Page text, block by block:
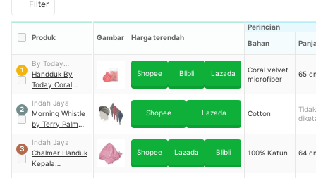
Filter
Produk Gambar Harga terendah
Perincian
Bahan
1
By Today
Nusantara
Handduk By
Today Coral
Hair Towel
Shopee Blibli Lazada
Coral velvet
microfiber
65
2
Indah Jaya
Morning Whistle
by Terry Palmer
Shopee Lazada Cotton
Tidak
3
Indah Jaya
Chalmer Handuk
Kepala
Shopee Lazada Blibli 100% Katun 64